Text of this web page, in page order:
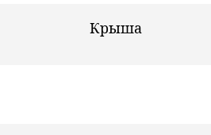
Крыша